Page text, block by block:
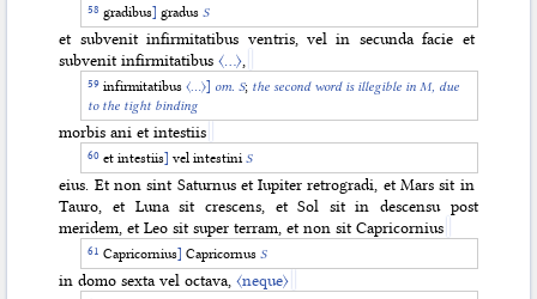
gradibus] gradus S
et subvenit infirmitatibus ventris, vel in secunda facie et
subvenit infirmitatibus〈…〉
infirmitatibus 〈…〉] om. S; the second word is illegible in M, due
to the tight binding
morbis ani et intestiis
et intestiis] vel intestini S
eius. Et non sint Saturnus et Iupiter retrogradi, et Mars sit in
Tauro, et Luna sit crescens, et Sol sit in descensu post
meridem, et Leo sit super terram, et non sit Capricornius
Capricornius] Capricornus S
in domo sexta vel octava,〈neque〉